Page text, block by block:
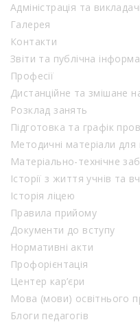
Адміністрація та викладачі
Галерея
Контакти
Звіти та публічна
Професії
Дистанційне та змішане
Розклад занять
Підготовка та графік
Методичні матеріали для
Матеріально-технічне
Історії з життя учнів та
Історія ліцею
Правила прийому
Документи до вступу
Нормативні акти
Профорієнтація
Центер кар’єри
Мова (мови) освітнього
Блоги педагогів